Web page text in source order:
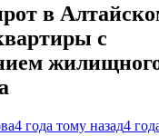
в
с
4 года тому назад4